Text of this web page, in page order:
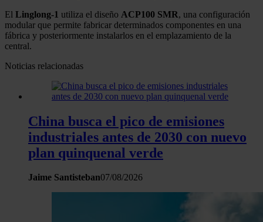
El Linglong-1 utiliza el diseño ACP100 SMR, una configuración
modular que permite fabricar determinados componentes en una
fábrica y posteriormente instalarlos en el emplazamiento de la
central.
Noticias relacionadas
China busca el pico de emisiones
industriales antes de 2030 con nuevo
plan quinquenal verde
Jaime Santisteban07/08/2026